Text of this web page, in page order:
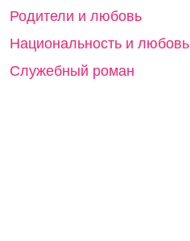
Родители и любовь
Национальность и любовь
Служебный роман